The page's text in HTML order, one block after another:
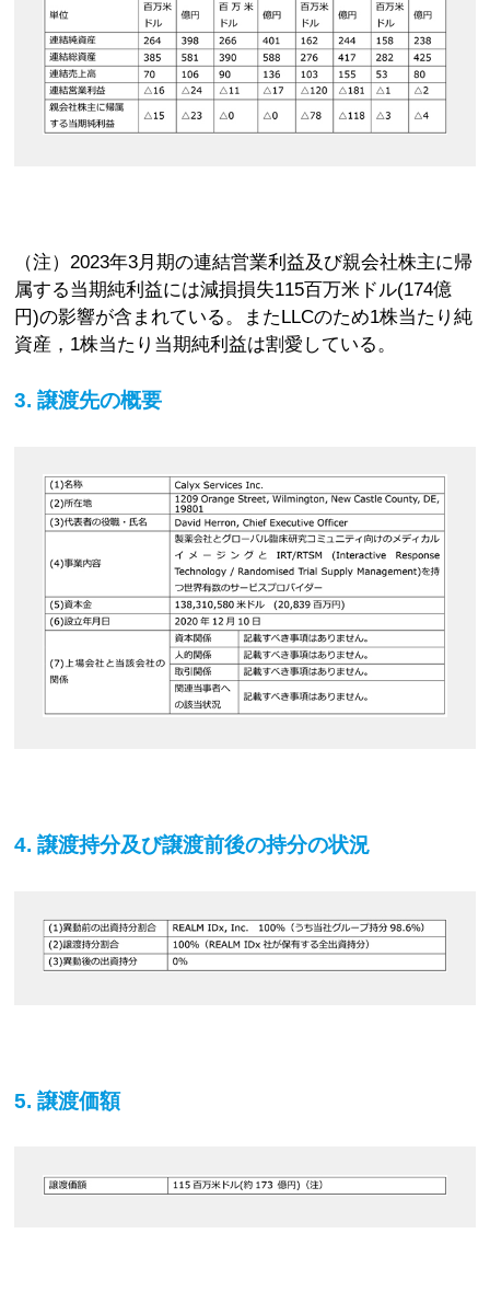
（注）2023年3月期の連結営業利益及び親会社株主に帰
属する当期純利益には減損損失115百万米ドル(174億
円)の影響が含まれている。またLLCのため1株当たり純
資産，1株当たり当期純利益は割愛している。
3. 譲渡先の概要
4. 譲渡持分及び譲渡前後の持分の状況
5. 譲渡価額